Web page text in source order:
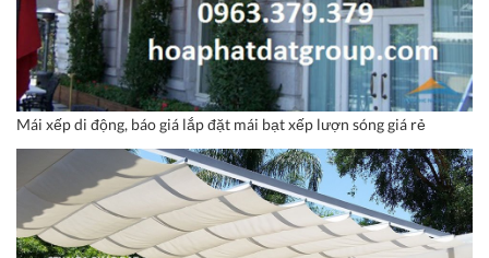
Mái xếp di động, báo giá lắp đặt mái bạt xếp lượn sóng giá rẻ